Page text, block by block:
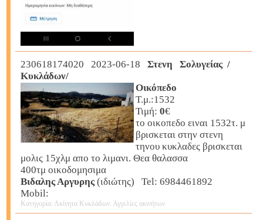
230618174020 2023-06-18
Στενη Σολυγείας /
Κυκλάδων/
Οικόπεδο
Τ.μ.:1532
Τιμή: 0€
το οικοπεδο ειναι 1532τ. μ
βρισκεται στην στενη
τηνου κυκλαδες βρισκεται
μολις 15χλμ απο το λιμανι. Θεα θαλασσα
400τμ οικοδομησιμα
Βιδαλης Αργυρης(ιδιώτης) Tel: 6984461892
Mobil:
Κατηγορία: Ακίνητα Κυκλάδων. Αγγελίες ακινήτων